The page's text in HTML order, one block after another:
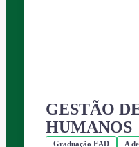
GESTÃO
HUMANOS
Graduação EAD A